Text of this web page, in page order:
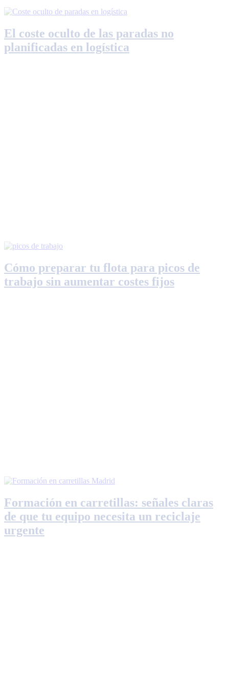
El coste oculto de las paradas no
planificadas en logística
Cómo preparar tu flota para picos de
trabajo sin aumentar costes fijos
Formación en carretillas: señales claras
de que tu equipo necesita un reciclaje
urgente